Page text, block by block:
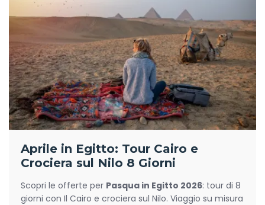
Aprile in Egitto: Tour Cairo e
Crociera sul Nilo 8 Giorni
Scopri le offerte per Pasqua in Egitto 2026: tour di 8
giorni con Il Cairo e crociera sul Nilo. Viaggio su misura